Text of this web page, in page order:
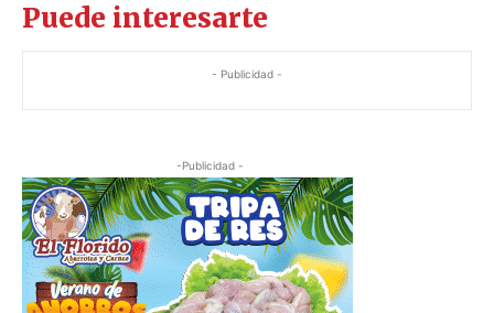
Puede interesarte
- Publicidad -
-Publicidad -